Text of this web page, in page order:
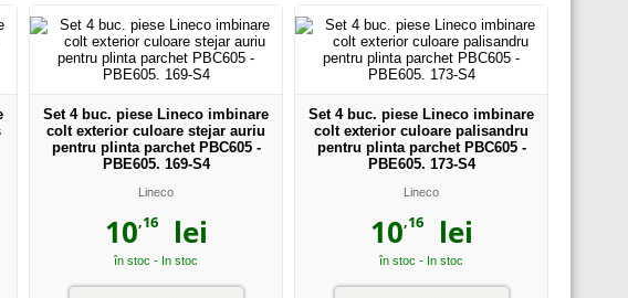
Set 4 buc. piese Lineco imbinare
colt exterior culoare stejar auriu
pentru plinta parchet PBC605 -
PBE605. 169-S4
Lineco
10,16lei
în stoc - In stoc
Set 4 buc. piese Lineco imbinare
colt exterior culoare palisandru
pentru plinta parchet PBC605 -
PBE605. 173-S4
Lineco
10,16lei
în stoc - In stoc